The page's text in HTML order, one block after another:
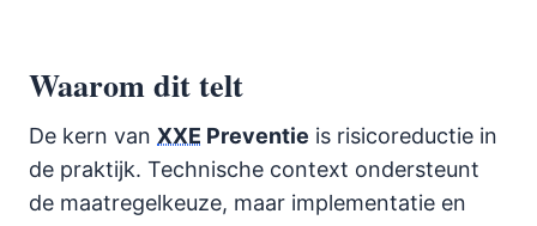
Waarom dit telt
De kern van XXE Preventie is risicoreductie in
de praktijk. Technische context ondersteunt
de maatregelkeuze, maar implementatie en